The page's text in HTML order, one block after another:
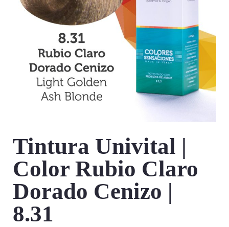
Tintura Univital |
Color Rubio Claro
Dorado Cenizo |
8.31